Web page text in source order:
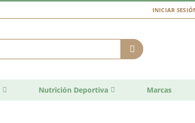
INICIAR
Nutrición Deportiva Marcas